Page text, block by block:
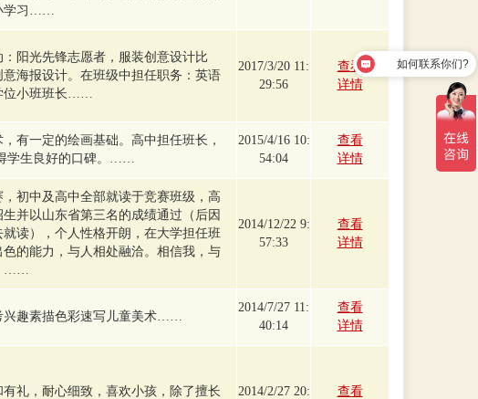
学习……
阳光先锋志愿者，服装创意设计比
海报设计。在班级中担任职务：英语
位小班班长……
2017/3/20 11:
29:56
查看
详情
有一定的绘画基础。高中担任班长，
学生良好的口碑。……
2015/4/16 10:
54:04
查看
详情
，初中及高中全部就读于竞赛班级，高
并以山东省第三名的成绩通过（后因
读），个人性格开朗，在大学担任班
的能力，与人相处融洽。相信我，与
……
2014/12/22 9:
57:33
查看
详情
兴趣素描色彩速写儿童美术……
2014/7/27 11:
40:14
查看
详情
礼，耐心细致，喜欢小孩，除了擅长
2014/2/27 20:
查看
如何联系你们?